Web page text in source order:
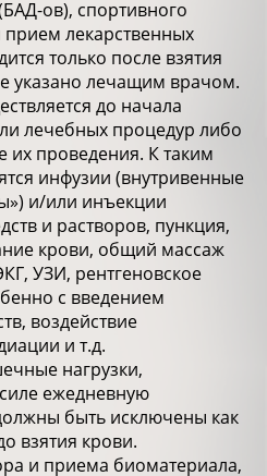
ов), спортивного
лекарственных
только после взятия
указано лечащим врачом.
до начала
лечебных процедур либо
их проведения. К таким
инфузии (внутривенные
и/или инъекции
и растворов, пункция,
крови, общий массаж
УЗИ, рентгеновское
с введением
воздействие
и т.д.
нагрузки,
ежедневную
быть исключены как
взятия крови.
и приема биоматериала,